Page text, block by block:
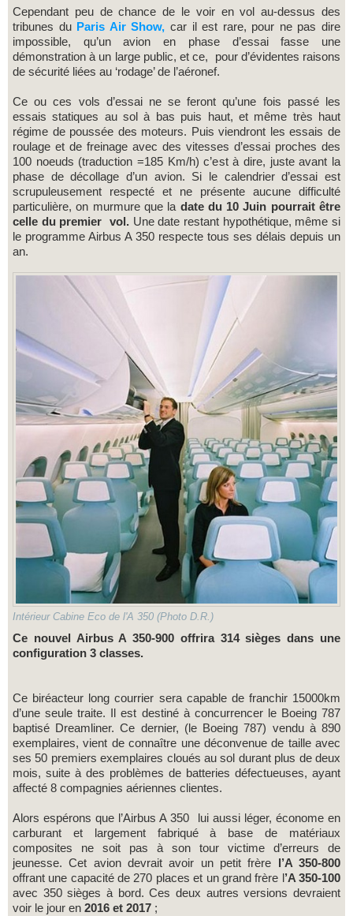
Cependant peu de chance de le voir en vol au-dessus des
tribunes duParis Air Show, car il est rare, pour ne pas dire
impossible, qu’un avion en phase d’essai fasse une
démonstration à un large public, et ce, pour d’évidentes raisons
de sécurité liées au ‘rodage’ de l’aéronef.
Ce ou ces vols d’essai ne se feront qu’une fois passé les
essais statiques au sol à bas puis haut, et même très haut
régime de poussée des moteurs. Puis viendront les essais de
roulage et de freinage avec des vitesses d’essai proches des
100 noeuds (traduction =185 Km/h) c’est à dire, juste avant la
phase de décollage d’un avion. Si le calendrier d’essai est
scrupuleusement respecté et ne présente aucune difficulté
particulière, on murmure que la date du 10 Juin pourrait être
celle du premier vol. Une date restant hypothétique, même si
le programme Airbus A 350 respecte tous ses délais depuis un
an.
Intérieur Cabine Eco de l'A 350 (Photo D.R.)
Ce nouvel Airbus A 350-900 offrira 314 sièges dans une
configuration 3 classes.
Ce biréacteur long courrier sera capable de franchir 15000km
d’une seule traite. Il est destiné à concurrencer le Boeing 787
baptisé Dreamliner. Ce dernier, (le Boeing 787) vendu à 890
exemplaires, vient de connaître une déconvenue de taille avec
ses 50 premiers exemplaires cloués au sol durant plus de deux
mois, suite à des problèmes de batteries défectueuses, ayant
affecté 8 compagnies aériennes clientes.
Alors espérons que l’Airbus A 350 lui aussi léger, économe en
carburant et largement fabriqué à base de matériaux
composites ne soit pas à son tour victime d’erreurs de
jeunesse. Cet avion devrait avoir un petit frère l’A 350-800
offrant une capacité de 270 places et un grand frère l’A 350-100
avec 350 sièges à bord. Ces deux autres versions devraient
voir le jour en 2016 et 2017 ;